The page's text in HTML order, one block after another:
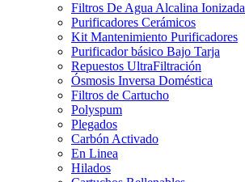
Filtros De Agua Alcalina Ionizada
Purificadores Cerámicos
Kit Mantenimiento Purificadores
Purificador básico Bajo Tarja
Repuestos UltraFiltración
Ósmosis Inversa Doméstica
Filtros de Cartucho
Polyspum
Plegados
Carbón Activado
En Linea
Hilados